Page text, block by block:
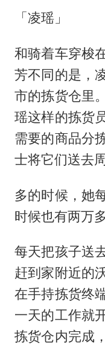
「凌瑶」
和骑着车穿梭
芳不同的是，
市的拣货仓里
瑶这样的拣货
需要的商品分
士将它们送去
多的时候，她
时候也有两万多
每天把孩子送
赶到家附近的
在手持拣货终
一天的工作就
拣货仓内完成